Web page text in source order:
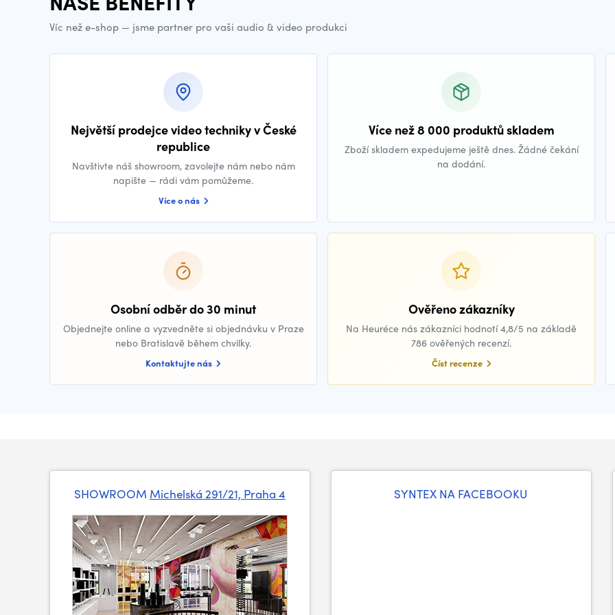
Víc než e-shop — jsme partner pro vaši audio & video produkci
Největší prodejce video techniky v České
republice
Navštivte náš showroom, zavolejte nám nebo nám
napište — rádi vám pomůžeme.
Více o nás
Více než 8 000 produktů skladem
Zboží skladem expedujeme ještě dnes. Žádné čekání
na dodání.
Osobní odběr do 30 minut
Objednejte online a vyzvedněte si objednávku v Praze
nebo Bratislavě během chvilky.
Kontaktujte nás
Ověřeno zákazníky
Na Heuréce nás zákazníci hodnotí 4,8/5 na základě
786 ověřených recenzí.
Číst recenze
SHOWROOM Michelská 291/21, Praha 4 SYNTEX NA FACEBOOKU